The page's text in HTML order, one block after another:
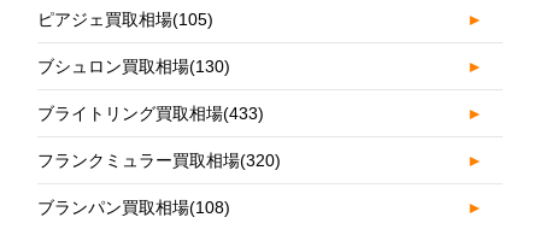
ピアジェ買取相場(105) ►
ブシュロン買取相場(130) ►
ブライトリング買取相場(433) ►
フランクミュラー買取相場(320) ►
ブランパン買取相場(108) ►